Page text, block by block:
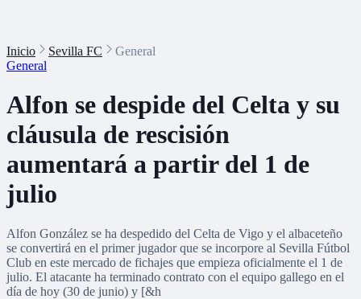
Inicio Sevilla FC
General
General
Alfon se despide del Celta y su
cláusula de rescisión
aumentará a partir del 1 de
julio
Alfon González se ha despedido del Celta de Vigo y el albaceteño
se convertirá en el primer jugador que se incorpore al Sevilla Fútbol
Club en este mercado de fichajes que empieza oficialmente el 1 de
julio. El atacante ha terminado contrato con el equipo gallego en el
día de hoy (30 de junio) y [&h